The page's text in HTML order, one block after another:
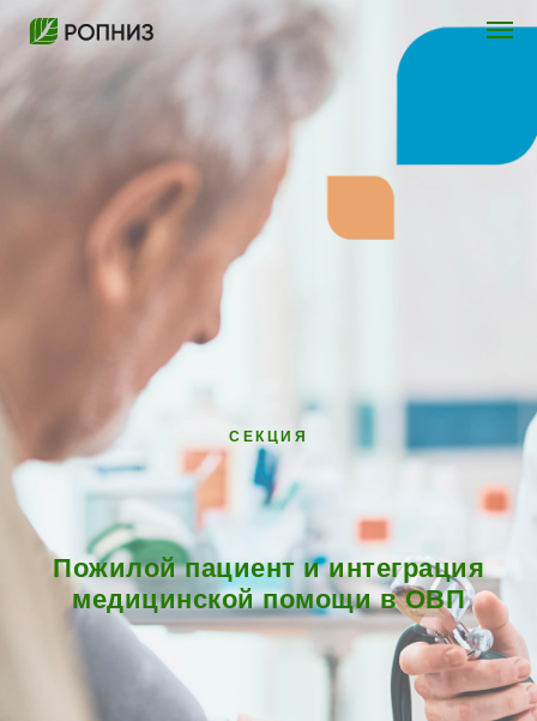
СЕКЦИЯ
Пожилой пациент и интеграция
медицинской помощи в ОВП